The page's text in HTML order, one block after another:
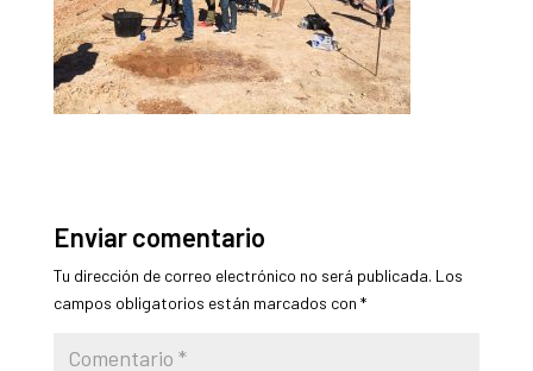
Enviar comentario
Tu dirección de correo electrónico no será publicada. Los
campos obligatorios están marcados con *